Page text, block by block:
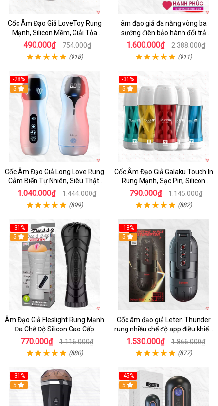
Cốc Âm Đạo Giả LoveToy Rung
Mạnh, Silicon Mềm, Giải Tỏa
Sinh Lý
490.000₫ 754.000₫
(918)
âm đạo giả đa năng vòng ba
sướng điên bảo hành đổi trả
nhanh
1.600.000₫ 2.388.000₫
(911)
-28%
5
Cốc Âm Đạo Giả Long Love Rung
Cảm Biến Tự Nhiên, Siêu Thật,
Sướng
1.040.000₫ 1.444.000₫
(899)
-31%
Hot
5
Cốc Âm Đạo Giả Galaku Touch In
Rung Mạnh, Sạc Pin, Silicon
Mềm
790.000₫ 1.145.000₫
(882)
-31%
5
Âm Đạo Giả Fleslight Rung Mạnh
Đa Chế Độ Silicon Cao Cấp
770.000₫ 1.116.000₫
(880)
-18%
5
Cốc âm đạo giả Leten Thunder
rung nhiều chế độ app điều khiển
tiện lợi
1.530.000₫ 1.866.000₫
(877)
-31%
5
-45%
Hot
5